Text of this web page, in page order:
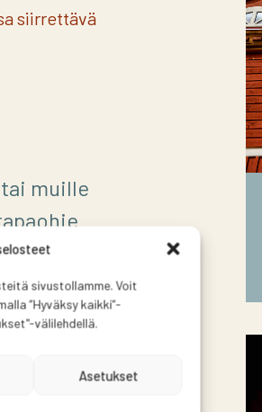
sivustollamme. Voit
”Hyväksy kaikki”-
välilehdellä.
Asetukset
siirrettävä
muille